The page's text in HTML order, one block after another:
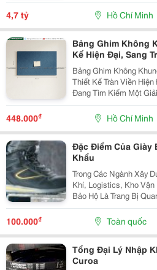
Gửi Gắm Căn Hộ Này
4,7 tỷ Hồ Chí Minh
Bảng Ghim Không
Kế Hiện Đại, Sang
Bảng Ghim Không
Thiết Kế Tràn Viền Hiện
Đang Tìm Kiếm Một
Chú Công Việc Vừa
Cho Không Gian Sống
Không...
448.000₫ Hồ Chí Minh
Đặc Điểm Của Giày
Khẩu
Trong Các Ngành Xây
Khí, Logistics, Kho
Bảo Hộ Là Trang Bị
Động Trước Những
Làm Việc. Đối Với
100.000₫ Toàn quốc
Tổng Đại Lý Nhập
Curoa